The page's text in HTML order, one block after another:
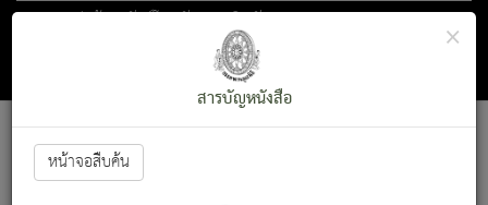
ตอน 1 ว่าด้วย สัตว์โลกกับจตุราริยสัจ
สารบัญ×
สารบัญหนังสือ
หน้าจอสืบค้น
Font :15 ]||